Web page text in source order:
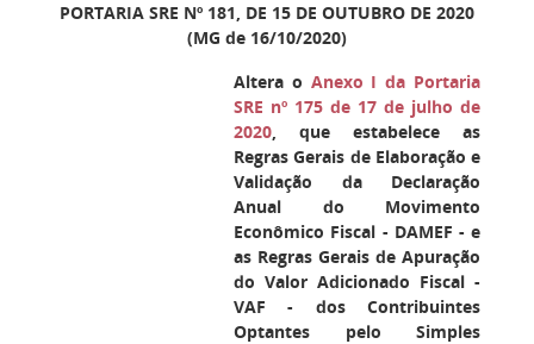
PORTARIA SRE Nº 181, DE 15 DE OUTUBRO DE 2020
(MG de 16/10/2020)
Altera o Anexo I da Portaria
SRE nº 175 de 17 de julho de
2020, que estabelece as
Regras Gerais de Elaboração e
Validação da Declaração
Anual do Movimento
Econômico Fiscal - DAMEF - e
as Regras Gerais de Apuração
do Valor Adicionado Fiscal -
VAF - dos Contribuintes
Optantes pelo Simples